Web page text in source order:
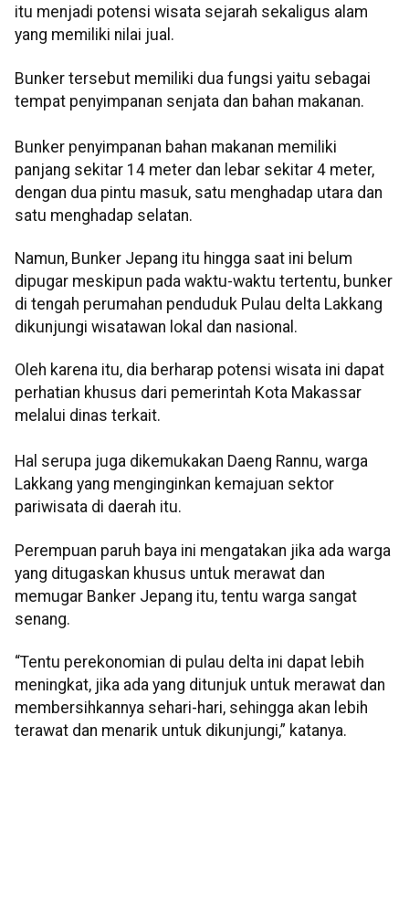
itu menjadi potensi wisata sejarah sekaligus alam
yang memiliki nilai jual.
Bunker tersebut memiliki dua fungsi yaitu sebagai
tempat penyimpanan senjata dan bahan makanan.
Bunker penyimpanan bahan makanan memiliki
panjang sekitar 14 meter dan lebar sekitar 4 meter,
dengan dua pintu masuk, satu menghadap utara dan
satu menghadap selatan.
Namun, Bunker Jepang itu hingga saat ini belum
dipugar meskipun pada waktu-waktu tertentu, bunker
di tengah perumahan penduduk Pulau delta Lakkang
dikunjungi wisatawan lokal dan nasional.
Oleh karena itu, dia berharap potensi wisata ini dapat
perhatian khusus dari pemerintah Kota Makassar
melalui dinas terkait.
Hal serupa juga dikemukakan Daeng Rannu, warga
Lakkang yang menginginkan kemajuan sektor
pariwisata di daerah itu.
Perempuan paruh baya ini mengatakan jika ada warga
yang ditugaskan khusus untuk merawat dan
memugar Banker Jepang itu, tentu warga sangat
senang.
“Tentu perekonomian di pulau delta ini dapat lebih
meningkat, jika ada yang ditunjuk untuk merawat dan
membersihkannya sehari-hari, sehingga akan lebih
terawat dan menarik untuk dikunjungi,” katanya.